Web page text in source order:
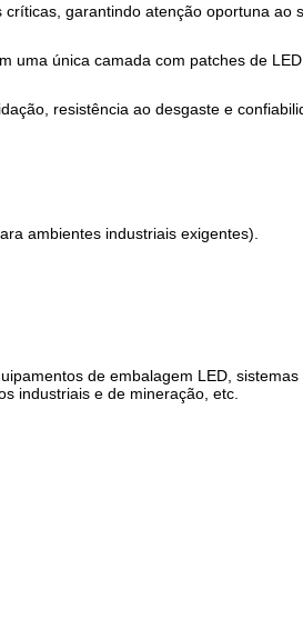
garantindo atenção oportuna ao
uma única camada com patches de
resistência ao desgaste e
ambientes industriais exigentes).
de embalagem LED, sistemas
industriais e de mineração, etc.